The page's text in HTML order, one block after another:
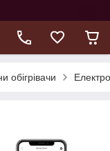
обігрівачи